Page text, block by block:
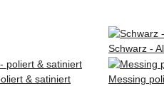
Schwarz -
& satiniert Messing